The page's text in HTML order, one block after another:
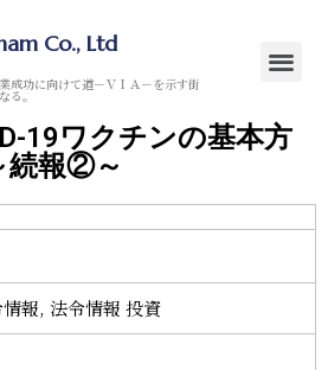
Co., Ltd
成功に向けて道－ＶＩＡ－を示す街
る。
19ワクチンの基本方
続報②～
報,法令情報 投資